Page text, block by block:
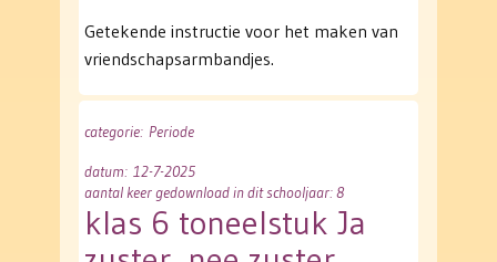
Getekende instructie voor het maken van
vriendschapsarmbandjes.
categorie: Periode
datum: 12-7-2025
aantal keer gedownload in dit schooljaar: 8
klas 6 toneelstuk Ja